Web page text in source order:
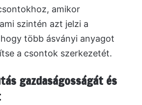
amikor
szintén azt jelzi a
több ásványi anyagot
a csontok szerkezetét.
gazdaságosságát és